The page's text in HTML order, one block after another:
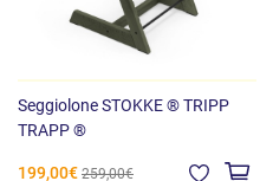
Seggiolone STOKKE ® TRIPP
TRAPP ®
199,00€ 259,00€